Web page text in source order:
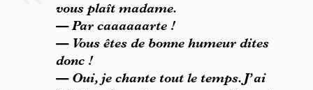
vous plaît madame.
— Par caaaaaarte !
— Vous êtes de bonne humeur dites
donc !
— Oui, je chante tout le temps. J’ai